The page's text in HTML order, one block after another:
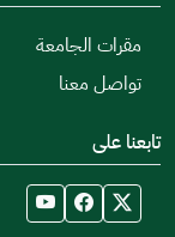
مقرات الجامعة
تواصل معنا
تابعنا على